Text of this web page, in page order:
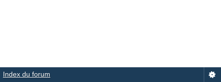
Index du forum